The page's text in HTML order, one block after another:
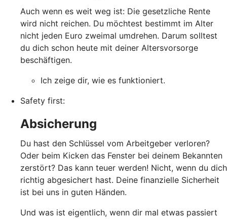
Auch wenn es weit weg ist: Die gesetzliche Rente
wird nicht reichen. Du möchtest bestimmt im Alter
nicht jeden Euro zweimal umdrehen. Darum solltest
du dich schon heute mit deiner Altersvorsorge
beschäftigen.
Ich zeige dir, wie es funktioniert.
Safety first:
Absicherung
Du hast den Schlüssel vom Arbeitgeber verloren?
Oder beim Kicken das Fenster bei deinem Bekannten
zerstört? Das kann teuer werden! Nicht, wenn du dich
richtig abgesichert hast. Deine finanzielle Sicherheit
ist bei uns in guten Händen.
Und was ist eigentlich, wenn dir mal etwas passiert